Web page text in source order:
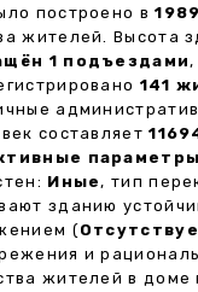
построено в
жителей. Высота
1 подъездами,
141
составляет
Иные, тип
зданию
(
и
жителей в доме